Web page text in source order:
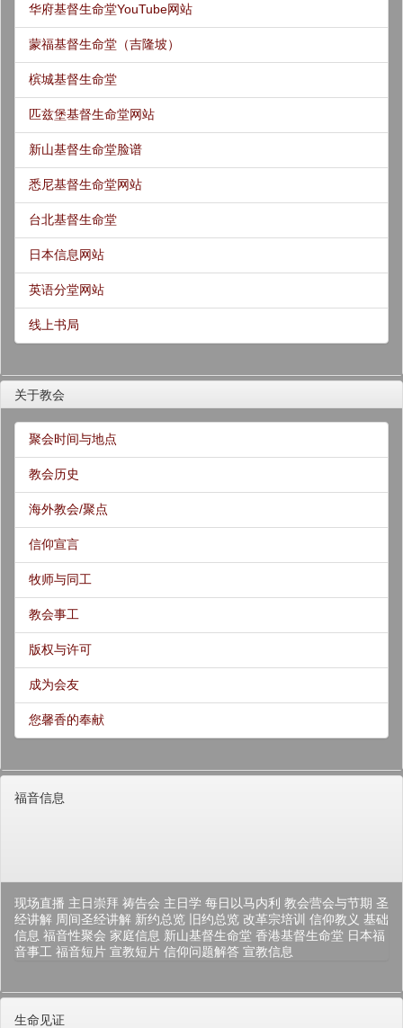
华府基督生命堂YouTube网站
蒙福基督生命堂（吉隆坡）
槟城基督生命堂
匹兹堡基督生命堂网站
新山基督生命堂脸谱
悉尼基督生命堂网站
台北基督生命堂
日本信息网站
英语分堂网站
线上书局
关于教会
聚会时间与地点
教会历史
海外教会/聚点
信仰宣言
牧师与同工
教会事工
版权与许可
成为会友
您馨香的奉献
福音信息
现场直播 主日崇拜 祷告会 主日学 每日以马内利 教会营会与节期 圣
经讲解 周间圣经讲解 新约总览 旧约总览 改革宗培训 信仰教义 基础
信息 福音性聚会 家庭信息 新山基督生命堂 香港基督生命堂 日本福
音事工 福音短片 宣教短片 信仰问题解答 宣教信息
生命见证